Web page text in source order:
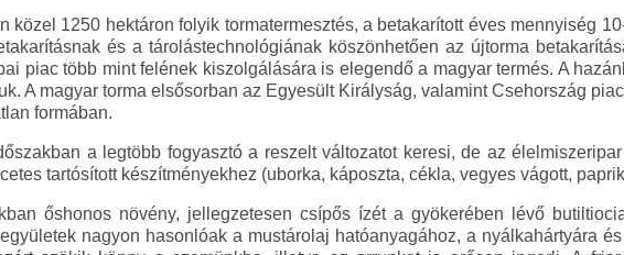
közel 1250 hektáron folyik tormatermesztés, a betakarított éves mennyiség
és a tárolástechnológiának köszönhetően az újtorma
piac több mint felének kiszolgálására is elegendő a magyar termés. A
A magyar torma elsősorban az Egyesült Királyság, valamint Csehország
formában.
a legtöbb fogyasztó a reszelt változatot keresi, de az
tartósított készítményekhez (uborka, káposzta, cékla, vegyes vágott,
őshonos növény, jellegzetesen csípős ízét a gyökerében lévő
nagyon hasonlóak a mustárolaj hatóanyagához, a nyálkahártyára